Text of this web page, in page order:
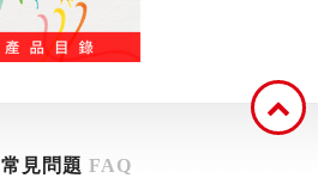
常見問題 FAQ